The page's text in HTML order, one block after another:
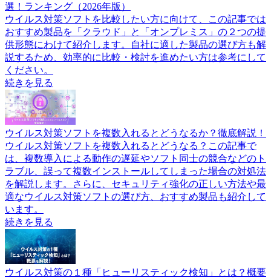
選！ランキング（2026年版）
ウイルス対策ソフトを比較したい方に向けて、この記事では
おすすめ製品を「クラウド」と「オンプレミス」の２つの提
供形態にわけて紹介します。自社に適した製品の選び方も解
説するため、効率的に比較・検討を進めたい方は参考にして
ください。
続きを見る
ウイルス対策ソフトを複数入れるとどうなるか？徹底解説！
ウイルス対策ソフトを複数入れるとどうなる？この記事で
は、複数導入による動作の遅延やソフト同士の競合などのト
ラブル、誤って複数インストールしてしまった場合の対処法
を解説します。さらに、セキュリティ強化の正しい方法や最
適なウイルス対策ソフトの選び方、おすすめ製品も紹介して
います。
続きを見る
ウイルス対策の１種「ヒューリスティック検知」とは？概要